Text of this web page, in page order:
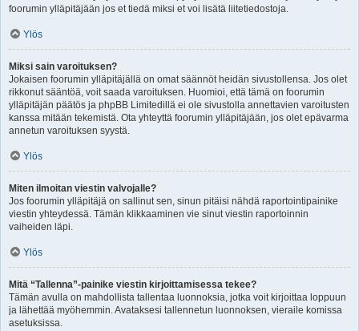
foorumin ylläpitäjään jos et tiedä miksi et voi lisätä liitetiedostoja.
Ylös
Miksi sain varoituksen?
Jokaisen foorumin ylläpitäjällä on omat säännöt heidän sivustollensa. Jos olet
rikkonut sääntöä, voit saada varoituksen. Huomioi, että tämä on foorumin
ylläpitäjän päätös ja phpBB Limitedillä ei ole sivustolla annettavien varoitusten
kanssa mitään tekemistä. Ota yhteyttä foorumin ylläpitäjään, jos olet epävarma
annetun varoituksen syystä.
Ylös
Miten ilmoitan viestin valvojalle?
Jos foorumin ylläpitäjä on sallinut sen, sinun pitäisi nähdä raportointipainike
viestin yhteydessä. Tämän klikkaaminen vie sinut viestin raportoinnin
vaiheiden läpi.
Ylös
Mitä “Tallenna”-painike viestin kirjoittamisessa tekee?
Tämän avulla on mahdollista tallentaa luonnoksia, jotka voit kirjoittaa loppuun
ja lähettää myöhemmin. Avataksesi tallennetun luonnoksen, vieraile komissa
asetuksissa.